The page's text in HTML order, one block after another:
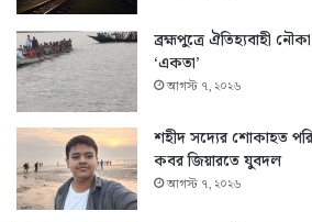
ব্রহ্মপুত্রে ঐতিহ্যবাহী
‘একতা’
আগস্ট ৭, ২০২৬
শহীদ সদ্যের শোকাহত
কবর জিয়ারতে যুবদল
আগস্ট ৭, ২০২৬